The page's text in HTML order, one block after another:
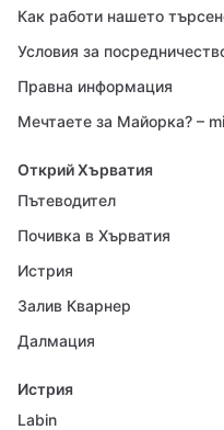
Как работи нашето
Условия за
Правна информация
Мечтаете за Майорка? –
Открий Хърватия
Пътеводител
Почивка в Хърватия
Истрия
Залив Кварнер
Далмация
Истрия
Labin